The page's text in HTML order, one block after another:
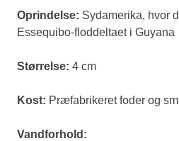
Oprindelse: Sydamerika, hvor
Essequibo-floddeltaet i Guyana
Størrelse: 4 cm
Kost: Præfabrikeret foder og
Vandforhold: